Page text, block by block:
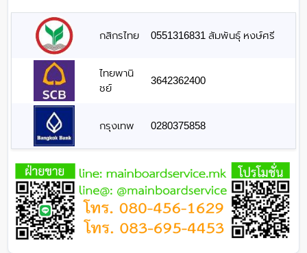
กสิกรไทย 0551316831 สัมพันธุ์ หงษ์ศรี
ไทยพานิ
ชย์
3642362400
กรุงเทพ 0280375858